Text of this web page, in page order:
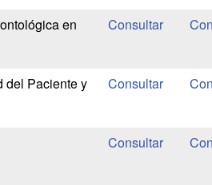
en
del Paciente y